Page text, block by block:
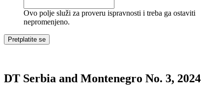
Ovo polje služi za proveru ispravnosti i treba ga ostaviti
nepromenjeno.
DT Serbia and Montenegro No. 3, 2024